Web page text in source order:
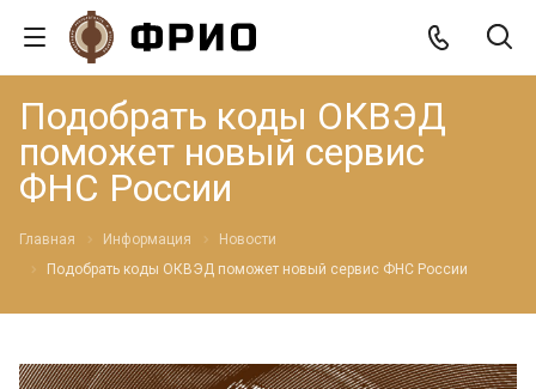
Подобрать коды ОКВЭД
поможет новый сервис
ФНС России
Главная Информация
Новости
Подобрать коды ОКВЭД поможет новый сервис ФНС России